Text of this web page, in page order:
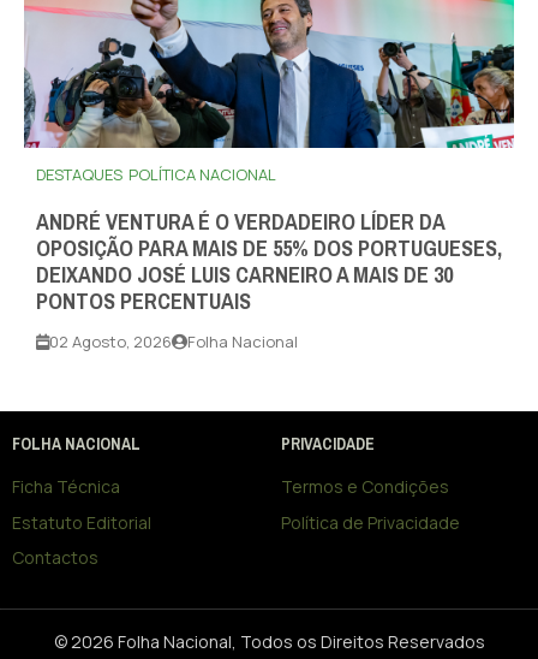
DESTAQUES POLÍTICA NACIONAL
ANDRÉ VENTURA É O VERDADEIRO LÍDER DA
OPOSIÇÃO PARA MAIS DE 55% DOS PORTUGUESES,
DEIXANDO JOSÉ LUIS CARNEIRO A MAIS DE 30
PONTOS PERCENTUAIS
02 Agosto, 2026 Folha Nacional
FOLHA NACIONAL
Ficha Técnica
Estatuto Editorial
Contactos
PRIVACIDADE
Termos e Condições
Política de Privacidade
© 2026 Folha Nacional, Todos os Direitos Reservados